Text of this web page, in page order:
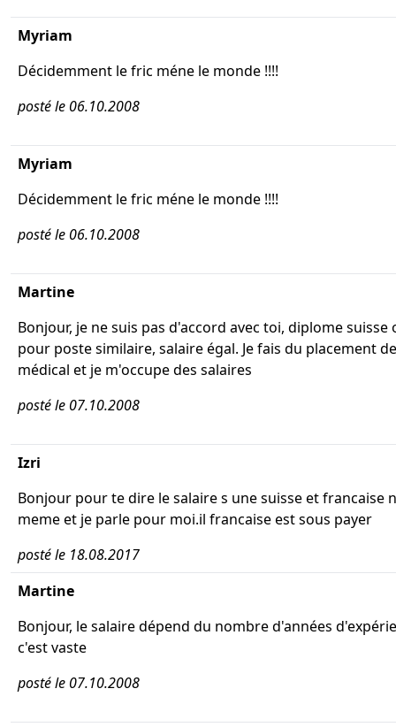
Myriam
Décidemment le fric méne le monde !!!!
posté le 06.10.2008
Myriam
Décidemment le fric méne le monde !!!!
posté le 06.10.2008
Martine
Bonjour, je ne suis pas d'accord avec toi, diplome suisse
pour poste similaire, salaire égal. Je fais du placement
médical et je m'occupe des salaires
posté le 07.10.2008
Izri
Bonjour pour te dire le salaire s une suisse et francaise
meme et je parle pour moi.il francaise est sous payer
posté le 18.08.2017
Martine
Bonjour, le salaire dépend du nombre d'années
c'est vaste
posté le 07.10.2008